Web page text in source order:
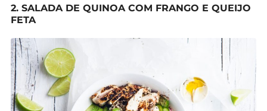
2. SALADA DE QUINOA COM FRANGO E QUEIJO
FETA